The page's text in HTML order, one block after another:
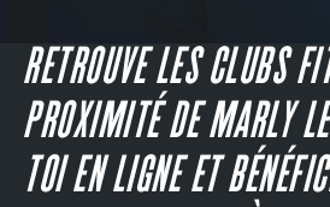
CTARETROUVE LES CLUBS
PROXIMITÉ DE MARLY
TOI EN LIGNE ET